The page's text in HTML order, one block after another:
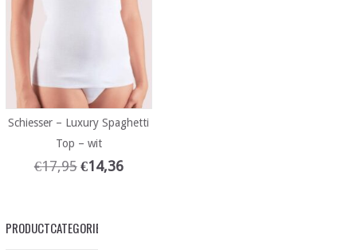
Schiesser – Luxury Spaghetti
Top – wit
€17,95 €14,36
PRODUCTCATEGORIEËN